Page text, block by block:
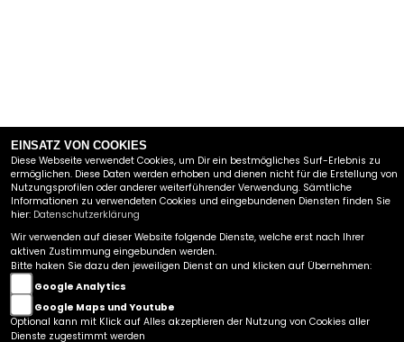
Zurück zur Übersicht
FAHRZEUG-CENTER SCHRIEWER GMBH
GEWERBEPARK 15
49143 BISSENDORF BEI OSNABRÜCK
TEL.:0049 (0) 5402 / 64 28-0
Kontakt|Datenschutzbestimmungen
EINSATZ VON COOKIES
Diese Webseite verwendet Cookies, um Dir ein bestmögliches Surf-Erlebnis zu
ermöglichen. Diese Daten werden erhoben und dienen nicht für die Erstellung von
Nutzungsprofilen oder anderer weiterführender Verwendung. Sämtliche
Informationen zu verwendeten Cookies und eingebundenen Diensten finden Sie
hier: Datenschutzerklärung
Wir verwenden auf dieser Website folgende Dienste, welche erst nach Ihrer
aktiven Zustimmung eingebunden werden.
Bitte haken Sie dazu den jeweiligen Dienst an und klicken auf Übernehmen:
Google Analytics
Google Maps und Youtube
Optional kann mit Klick auf Alles akzeptieren der Nutzung von Cookies aller
Dienste zugestimmt werden